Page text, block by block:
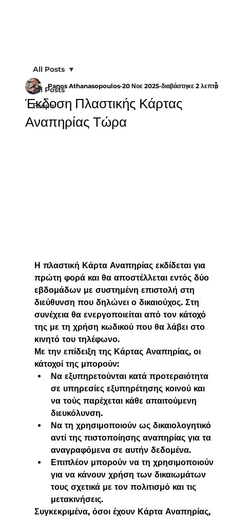
All Posts
Ρεύμα
All Posts
Έκδοση Πλαστικής Κάρτας
Αναπηρίας Τώρα
Panos Athanasopoulos 20 Νοε 2025 διαβάστηκε 2 λεπτά
Η πλαστική Κάρτα Αναπηρίας εκδίδεται για
πρώτη φορά και θα αποστέλλεται εντός δύο
εβδομάδων με συστημένη επιστολή στη
διεύθυνση που δηλώνει ο δικαιούχος. Στη
συνέχεια θα ενεργοποιείται από τον κάτοχό
της με τη χρήση κωδικού που θα λάβει στο
κινητό του τηλέφωνο.
Με την επίδειξη της Κάρτας Αναπηρίας, οι
κάτοχοί της μπορούν:
Να εξυπηρετούνται κατά προτεραιότητα
σε υπηρεσίες εξυπηρέτησης κοινού και
να τούς παρέχεται κάθε απαιτούμενη
διευκόλυνση.
Να τη χρησιμοποιούν ως δικαιολογητικό
αντί της πιστοποίησης αναπηρίας για τα
αναγραφόμενα σε αυτήν δεδομένα.
Επιπλέον μπορούν να τη χρησιμοποιούν
για να κάνουν χρήση των δικαιωμάτων
τους σχετικά με τον πολιτισμό και τις
μετακινήσεις.
Συγκεκριμένα, όσοι έχουν Κάρτα Αναπηρίας,